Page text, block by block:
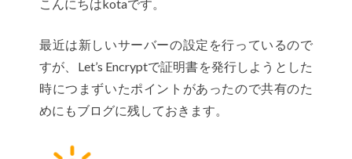
こんにちはkotaです。
最近は新しいサーバーの設定を行っているので
すが、Let’s Encryptで証明書を発行しようとした
時につまずいたポイントがあったので共有のた
めにもブログに残しておきます。